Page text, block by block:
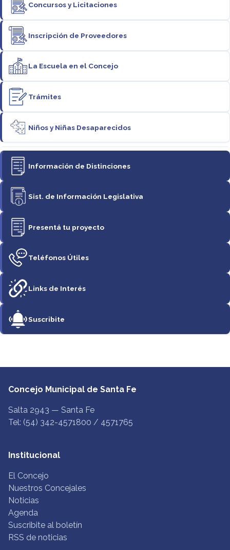
Concursos y Licitaciones
Inscripción de Proveedores
La Escuela en el Concejo
Trámites
Niños y Niñas Desaparecidos
Información de Distinciones
Sist. de Información Legislativa
Presentá tu proyecto
Teléfonos Útiles
Links de Interés
Suscribite
Concejo Municipal de Santa Fe
Salta 2943 — Santa Fe
Tel: (54) 342-4571800 / 4571765
Institucional
El Concejo
Nuestros Concejales
Noticias
Agenda
Suscribite al boletín
RSS de noticias